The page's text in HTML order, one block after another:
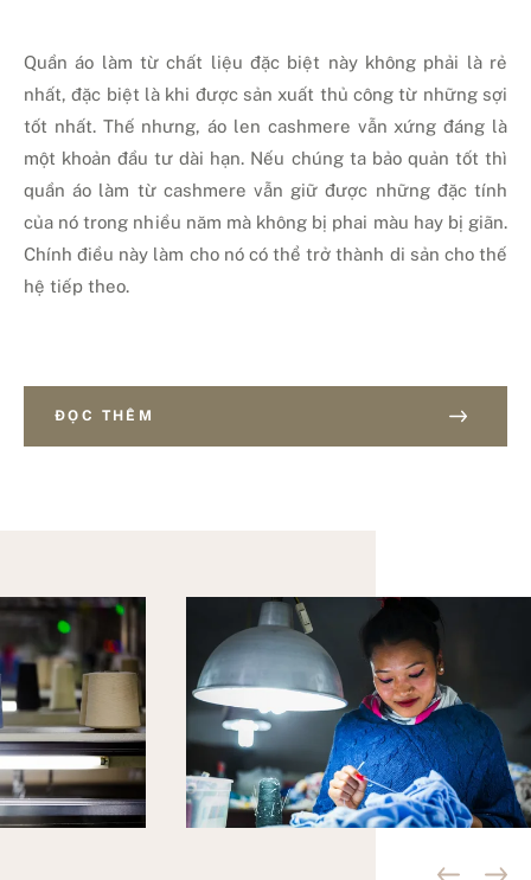
Quần áo làm từ chất liệu đặc biệt này không phải là rẻ
nhất, đặc biệt là khi được sản xuất thủ công từ những sợi
tốt nhất. Thế nhưng, áo len cashmere vẫn xứng đáng là
một khoản đầu tư dài hạn. Nếu chúng ta bảo quản tốt thì
quần áo làm từ cashmere vẫn giữ được những đặc tính
của nó trong nhiều năm mà không bị phai màu hay bị giãn.
Chính điều này làm cho nó có thể trở thành di sản cho thế
hệ tiếp theo.
ĐỌC THÊM